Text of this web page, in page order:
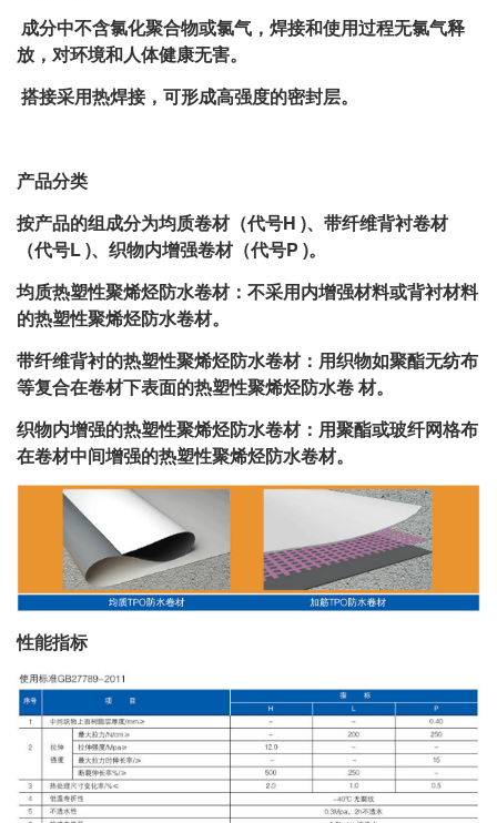
成分中不含氯化聚合物或氯气，焊接和使用过程无氯气释
放，对环境和人体健康无害。
搭接采用热焊接，可形成高强度的密封层。
产品分类
按产品的组成分为均质卷材（代号H )、带纤维背衬卷材
（代号L )、织物内增强卷材（代号P )。
均质热塑性聚烯烃防水卷材：不采用内增强材料或背衬材料
的热塑性聚烯烃防水卷材。
带纤维背衬的热塑性聚烯烃防水卷材：用织物如聚酯无纺布
等复合在卷材下表面的热塑性聚烯烃防水卷 材。
织物内增强的热塑性聚烯烃防水卷材：用聚酯或玻纤网格布
在卷材中间增强的热塑性聚烯烃防水卷材。
性能指标